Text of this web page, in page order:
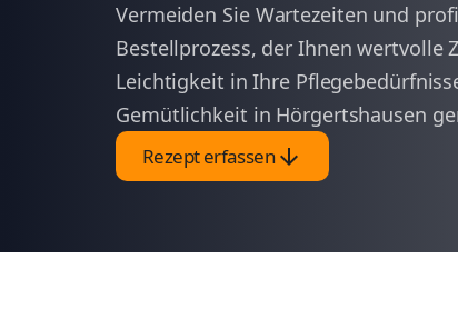
Vermeiden Sie Wartezeiten und
Bestellprozess, der Ihnen wertvolle
Leichtigkeit in Ihre
Gemütlichkeit in Hörgertshausen
Rezept erfassenarrow_downward